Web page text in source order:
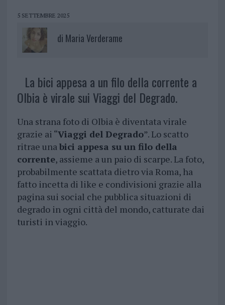
5 SETTEMBRE 2025
di Maria Verderame
La bici appesa a un filo della corrente a
Olbia è virale sui Viaggi del Degrado.
Una strana foto di Olbia è diventata virale
grazie ai “Viaggi del Degrado”. Lo scatto
ritrae unabici appesa su un filo della
corrente, assieme a un paio di scarpe. La foto,
probabilmente scattata dietro via Roma, ha
fatto incetta di like e condivisioni grazie alla
pagina sui social che pubblica situazioni di
degrado in ogni città del mondo, catturate dai
turisti in viaggio.